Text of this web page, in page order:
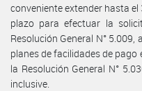
conveniente extender hasta el
plazo para efectuar la
Resolución General N°
planes de facilidades de
la Resolución General N°
inclusive.